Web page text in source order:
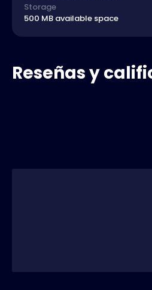
Storage
500 MB available space
Reseñas y